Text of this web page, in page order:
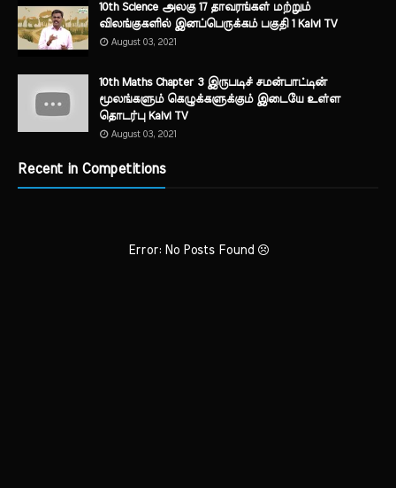
10th Science அலகு 17 தாவரங்கள் மற்றும்
விலங்குகளில் இனப்பெருக்கம் பகுதி 1 Kalvi TV
August 03, 2021
10th Maths Chapter 3 இருபடிச் சமன்பாட்டின்
மூலங்களும் கெழுக்களுக்கும் இடையே உள்ள
தொடர்பு Kalvi TV
August 03, 2021
Recent in Competitions
Error: No Posts Found